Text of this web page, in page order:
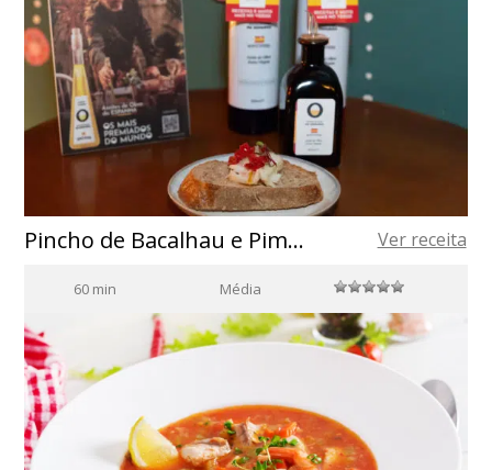
Pincho de Bacalhau e Pimentões Ver receita
60 min Média